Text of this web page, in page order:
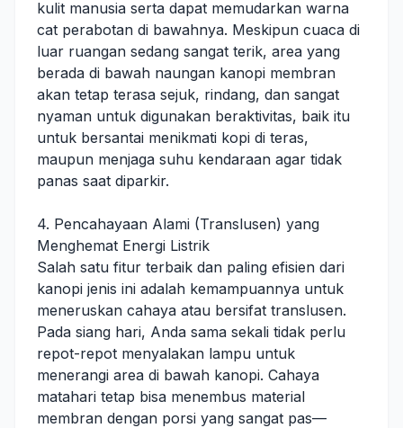
kulit manusia serta dapat memudarkan warna
cat perabotan di bawahnya. Meskipun cuaca di
luar ruangan sedang sangat terik, area yang
berada di bawah naungan kanopi membran
akan tetap terasa sejuk, rindang, dan sangat
nyaman untuk digunakan beraktivitas, baik itu
untuk bersantai menikmati kopi di teras,
maupun menjaga suhu kendaraan agar tidak
panas saat diparkir.
4. Pencahayaan Alami (Translusen) yang
Menghemat Energi Listrik
Salah satu fitur terbaik dan paling efisien dari
kanopi jenis ini adalah kemampuannya untuk
meneruskan cahaya atau bersifat translusen.
Pada siang hari, Anda sama sekali tidak perlu
repot-repot menyalakan lampu untuk
menerangi area di bawah kanopi. Cahaya
matahari tetap bisa menembus material
membran dengan porsi yang sangat pas—